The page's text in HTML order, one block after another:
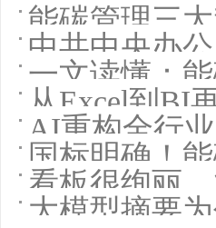
能碳管理三
中共中央办
一文读懂：
从Excel到BI
AI重构全行
国标明确！
看板很绚丽
大模型摘要